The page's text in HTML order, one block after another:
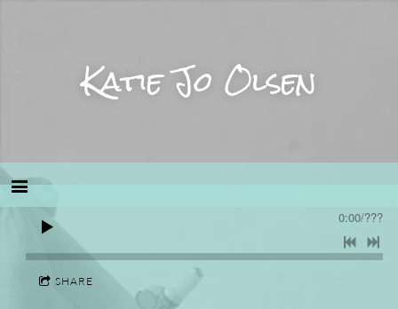
Katie Jo Olsen
0:00/???
SHARE